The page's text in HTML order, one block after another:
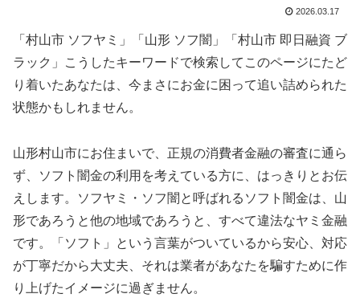
2026.03.17
「村山市 ソフヤミ」「山形 ソフ闇」「村山市 即日融資 ブ
ラック」こうしたキーワードで検索してこのページにたど
り着いたあなたは、今まさにお金に困って追い詰められた
状態かもしれません。
山形村山市にお住まいで、正規の消費者金融の審査に通ら
ず、ソフト闇金の利用を考えている方に、はっきりとお伝
えします。ソフヤミ・ソフ闇と呼ばれるソフト闇金は、山
形であろうと他の地域であろうと、すべて違法なヤミ金融
です。「ソフト」という言葉がついているから安心、対応
が丁寧だから大丈夫、それは業者があなたを騙すために作
り上げたイメージに過ぎません。